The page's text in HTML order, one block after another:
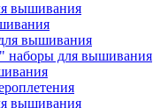
вышивания
вышивания
наборы для вышивания
вышивания